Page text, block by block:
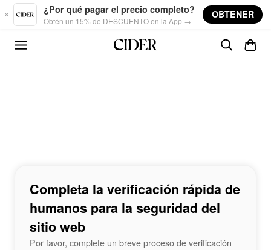
Skip to main content
¿Por qué pagar el precio completo?
Obtén un 15% de DESCUENTO en la App →
OBTENER
Completa la verificación rápida de
humanos para la seguridad del
sitio web
Por favor, complete un breve proceso de verificación